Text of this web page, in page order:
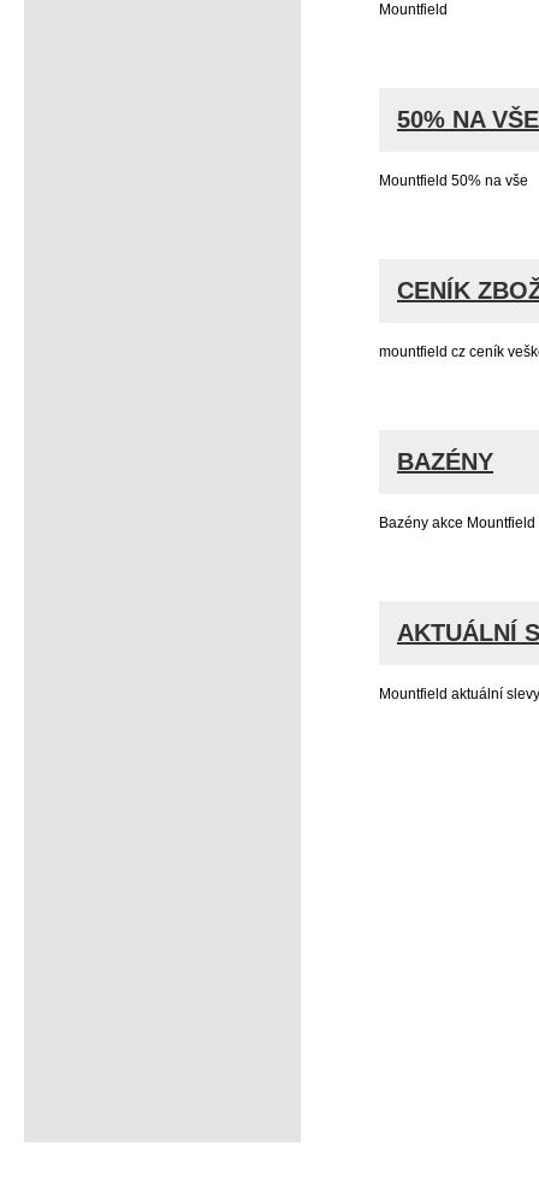
Mountfield
50% NA VŠE
Mountfield 50% na vše
CENÍK
mountfield cz ceník
BAZÉNY
Bazény akce
AKTUÁLNÍ
Mountfield aktuální slevy